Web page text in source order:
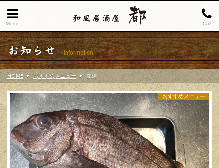
Menu Call
お知らせ Information
HOME おすすめメニュー 真鯛
おすすめメニュー